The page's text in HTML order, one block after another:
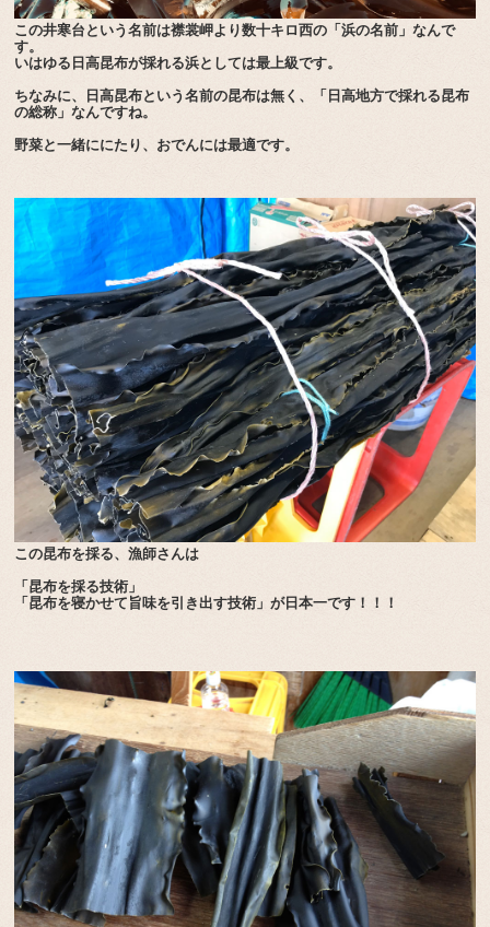
この井寒台という名前は襟裳岬より数十キロ西の「浜の名前」なんで
す。
いはゆる日高昆布が採れる浜としては最上級です。
ちなみに、日高昆布という名前の昆布は無く、「日高地方で採れる昆布
の総称」なんですね。
野菜と一緒ににたり、おでんには最適です。
この昆布を採る、漁師さんは
「昆布を採る技術」
「昆布を寝かせて旨味を引き出す技術」が日本一です！！！